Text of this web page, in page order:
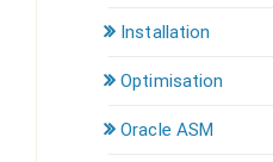
Installation
Optimisation
Oracle ASM